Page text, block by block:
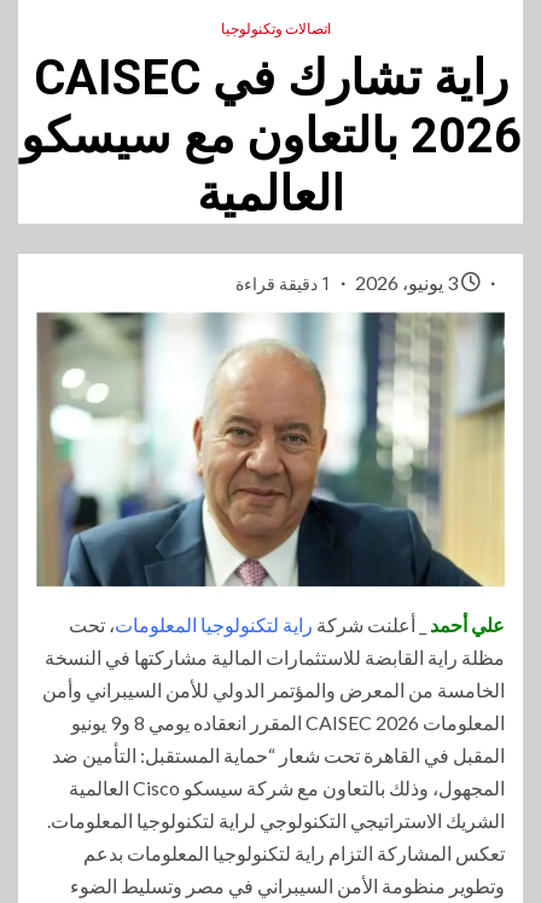
اتصالات وتكنولوجيا
راية تشارك في CAISEC
2026 بالتعاون مع سيسكو
العالمية
1 دقيقة قراءة
علي أحمد _ أعلنت شركة راية لتكنولوجيا المعلومات، تحت
مظلة راية القابضة للاستثمارات المالية مشاركتها في النسخة
الخامسة من المعرض والمؤتمر الدولي للأمن السيبراني وأمن
المعلومات CAISEC 2026 المقرر انعقاده يومي 8 و9 يونيو
المقبل في القاهرة تحت شعار “حماية المستقبل: التأمين ضد
المجهول، وذلك بالتعاون مع شركة سيسكو Cisco العالمية
الشريك الاستراتيجي التكنولوجي لراية لتكنولوجيا المعلومات.
تعكس المشاركة التزام راية لتكنولوجيا المعلومات بدعم
وتطوير منظومة الأمن السيبراني في مصر وتسليط الضوء